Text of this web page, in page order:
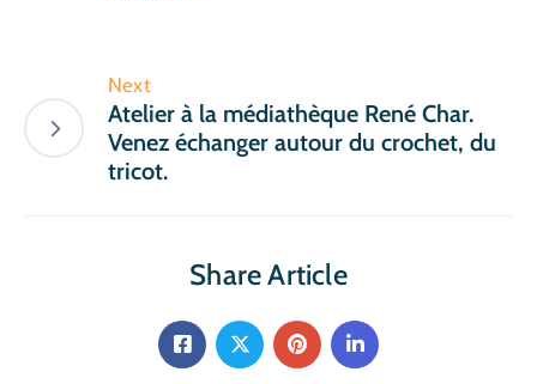
Next
Atelier à la médiathèque René Char.
Venez échanger autour du crochet, du
tricot.
Share Article